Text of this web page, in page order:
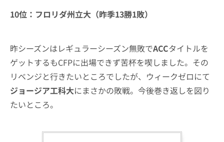
10位：フロリダ州立大（昨季13勝1敗）
昨シーズンはレギュラーシーズン無敗でACCタイトルを
ゲットするもCFPに出場できず苦杯を喫しました。その
リベンジと行きたいところでしたが、ウィークゼロにて
ジョージア工科大にまさかの敗戦。今後巻き返しを図り
たいところ。